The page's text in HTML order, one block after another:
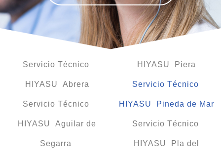
Servicio Técnico
HIYASU Abrera
Servicio Técnico
HIYASU Aguilar de
Segarra
HIYASU Piera
Servicio Técnico
HIYASU Pineda de Mar
Servicio Técnico
HIYASU Pla del